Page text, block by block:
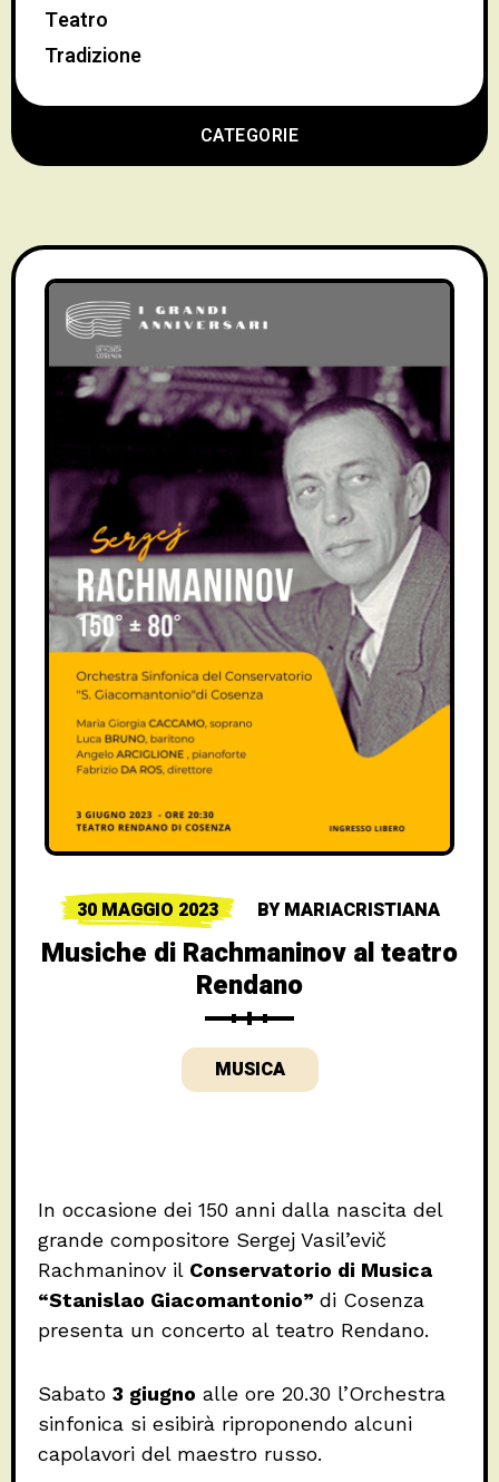
CATEGORIE
Teatro
Tradizione
30 MAGGIO 2023 BYMARIACRISTIANA
Musiche di Rachmaninov al teatro
Rendano
MUSICA
In occasione dei 150 anni dalla nascita del
grande compositore Sergej Vasil’evič
Rachmaninov il Conservatorio di Musica
“Stanislao Giacomantonio” di Cosenza
presenta un concerto al teatro Rendano.
Sabato 3 giugno alle ore 20.30 l’Orchestra
sinfonica si esibirà riproponendo alcuni
capolavori del maestro russo.